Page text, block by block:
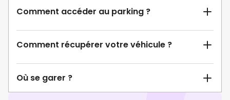
Comment accéder au parking ?
Comment récupérer votre véhicule ?
Où se garer ?